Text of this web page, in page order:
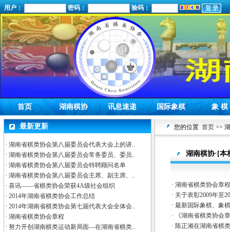
用户： 密码： 验码：
首页 湖南棋协 讯息速递 国际象棋 象 棋
最新更新
· 湖南省棋类协会第八届委员会代表大会上的讲..
· 湖南省棋类协会第八届委员会常务委员、委员..
· 湖南省棋类协会第八届委员会特聘顾问名单
· 湖南省棋类协会第八届委员会主席、副主席、..
· 喜讯——省棋类协会荣获4A级社会组织
· 2014年湖南省棋类协会工作总结
· 2014年湖南省棋类协会第七届代表大会全体会..
· 湖南省棋类协会章程
· 努力开创湖南棋类运动新局面—在湖南省棋类..
您的位置 首页 >>
湖南棋协·[本
· 湖南省棋类协会章程
· 关于表彰2009年至
· 最新国际象棋、象
·
《湖南省棋类协会
· 陈正湘在湖南省棋